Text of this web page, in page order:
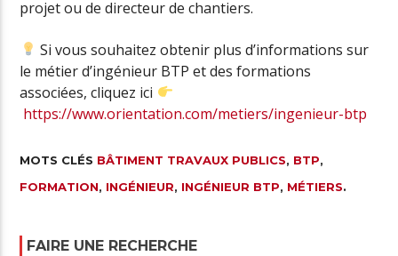
projet ou de directeur de chantiers.
Si vous souhaitez obtenir plus d’informations sur
le métier d’ingénieur BTP et des formations
associées, cliquez ici
https://www.orientation.com/metiers/ingenieur-btp
MOTS CLÉS BÂTIMENT TRAVAUX PUBLICS, BTP,
FORMATION, INGÉNIEUR, INGÉNIEUR BTP, MÉTIERS.
FAIRE UNE RECHERCHE